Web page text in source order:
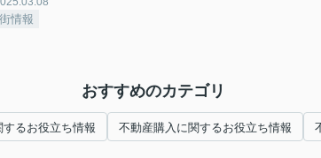
街情報
おすすめのカテゴリ
るお役立ち情報 不動産購入に関するお役立ち情報